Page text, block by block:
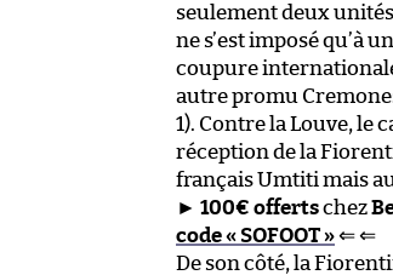
seulement deux unités
ne s’est imposé qu’à
coupure
autre promu
1). Contre la Louve, le
réception de la
français Umtiti mais
► 100€ offertschez
code « SOFOOT »⇐ ⇐
De son côté, la